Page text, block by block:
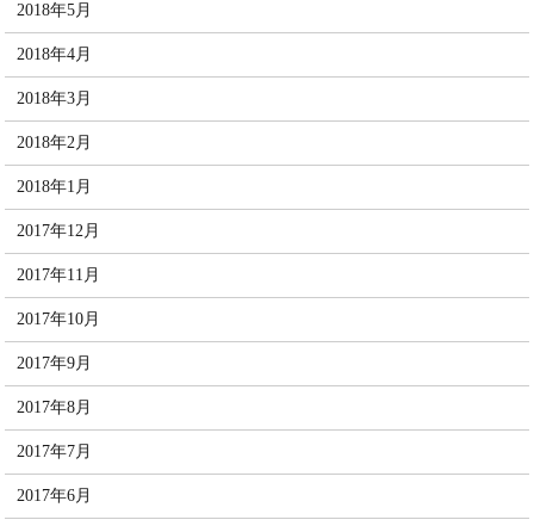
2018年5月
2018年4月
2018年3月
2018年2月
2018年1月
2017年12月
2017年11月
2017年10月
2017年9月
2017年8月
2017年7月
2017年6月